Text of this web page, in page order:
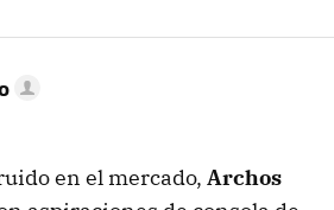
en el mercado, Archos